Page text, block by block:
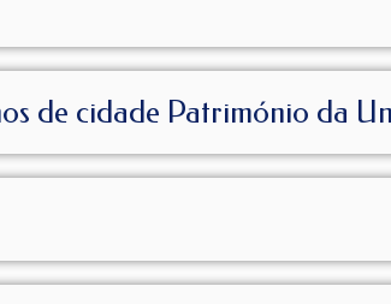
de cidade Património da